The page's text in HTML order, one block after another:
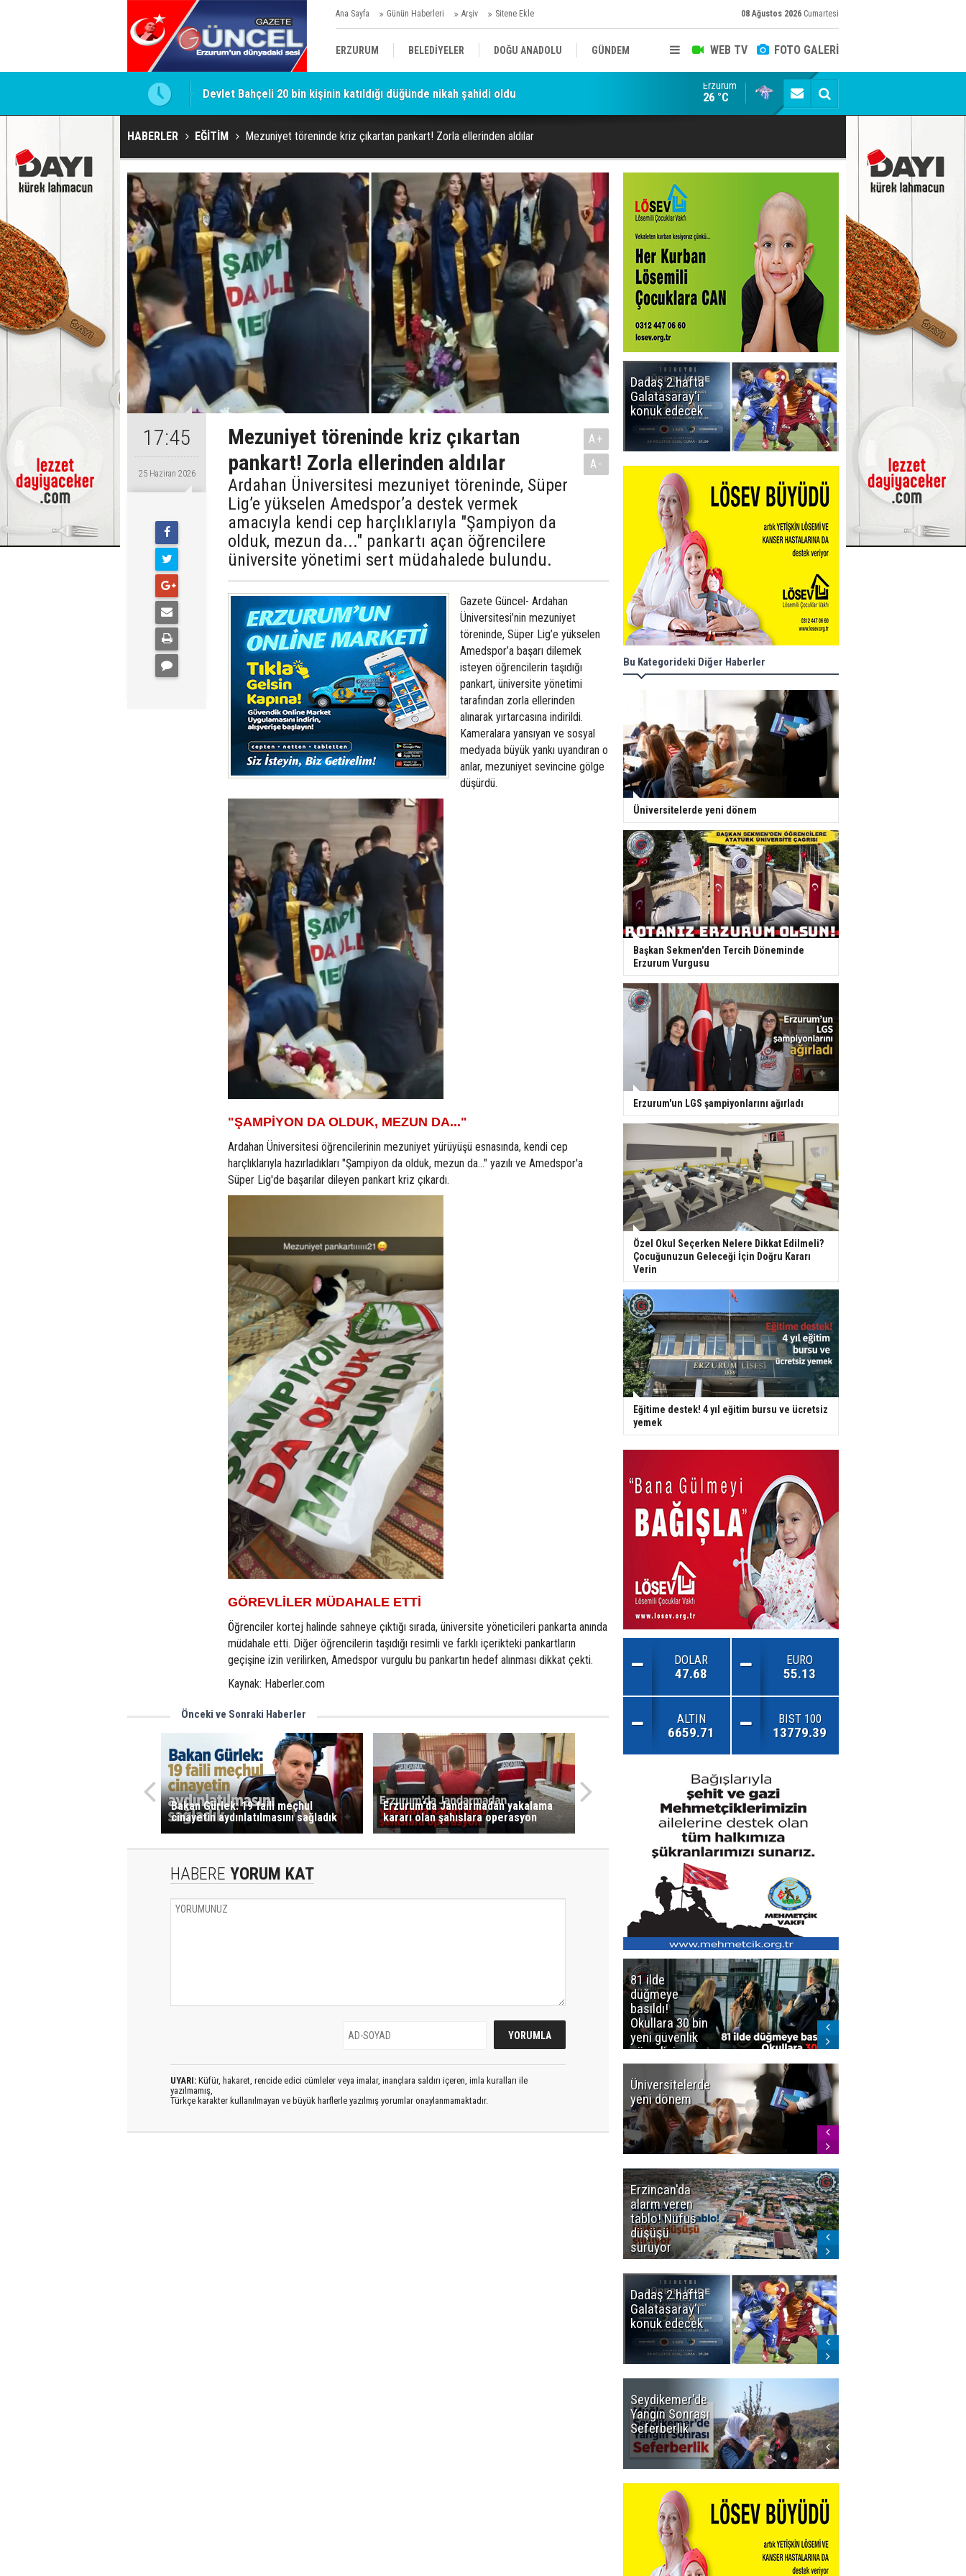
Ana Sayfa Günün Haberleri Arşiv Sitene Ekle 08 Ağustos 2026 Cumartesi
WEB TV FOTO GALERİ
ERZURUM BELEDİYELER DOĞU ANADOLU GÜNDEM
SİYASET AFAD/ SAVAŞ SPOR
KÜLTÜR/SANAT//MAĞAZİN BODRUM
Devlet Bahçeli 20 bin kişinin katıldığı düğünde nikah şahidi oldu Gülistan Doku Dosyasında Siyah Helikopter
Erzurum
26 °C
HABERLER EĞİTİM Mezuniyet töreninde kriz çıkartan pankart! Zorla ellerinden aldılar
17:45
25 Haziran 2026
Mezuniyet töreninde kriz çıkartan
pankart! Zorla ellerinden aldılar
Ardahan Üniversitesi mezuniyet töreninde, Süper
Lig’e yükselen Amedspor’a destek vermek
amacıyla kendi cep harçlıklarıyla "Şampiyon da
olduk, mezun da..." pankartı açan öğrencilere
üniversite yönetimi sert müdahalede bulundu.
A+
A-
Gazete Güncel- Ardahan
Üniversitesi’nin mezuniyet
töreninde, Süper Lig’e yükselen
Amedspor’a başarı dilemek
isteyen öğrencilerin taşıdığı
pankart, üniversite yönetimi
tarafından zorla ellerinden
alınarak yırtarcasına indirildi.
Kameralara yansıyan ve sosyal
medyada büyük yankı uyandıran o
anlar, mezuniyet sevincine gölge
düşürdü.
"ŞAMPİYON DA OLDUK, MEZUN DA..."
Ardahan Üniversitesi öğrencilerinin mezuniyet yürüyüşü esnasında, kendi cep
harçlıklarıyla hazırladıkları "Şampiyon da olduk, mezun da..." yazılı ve Amedspor'a
Süper Lig'de başarılar dileyen pankart kriz çıkardı.
GÖREVLİLER MÜDAHALE ETTİ
Öğrenciler kortej halinde sahneye çıktığı sırada, üniversite yöneticileri pankarta anında
müdahale etti. Diğer öğrencilerin taşıdığı resimli ve farklı içerikteki pankartların
geçişine izin verilirken, Amedspor vurgulu bu pankartın hedef alınması dikkat çekti.
Kaynak: Haberler.com
Önceki ve Sonraki Haberler
Bakan Gürlek: 19 faili meçhul
cinayetin aydınlatılmasını sağladık
Erzurum'da Jandarmadan yakalama
kararı olan şahıslara operasyon
HABERE YORUM KAT
UYARI: Küfür, hakaret, rencide edici cümleler veya imalar, inançlara saldırı içeren, imla kuralları ile
yazılmamış,
Türkçe karakter kullanılmayan ve büyük harflerle yazılmış yorumlar onaylanmamaktadır.
Dadaş 2.hafta
Galatasaray'ı
konuk edecek
kadrosunda
Bu Kategorideki Diğer Haberler
Üniversitelerde yeni dönem
Başkan Sekmen'den Tercih Döneminde
Erzurum Vurgusu
Erzurum'un LGS şampiyonlarını ağırladı
Özel Okul Seçerken Nelere Dikkat Edilmeli?
Çocuğunuzun Geleceği İçin Doğru Kararı
Verin
Eğitime destek! 4 yıl eğitim bursu ve ücretsiz
yemek
DOLAR
47.68
EURO
55.13
ALTIN
6659.71
BIST 100
13779.39
81 ilde
düğmeye
basıldı!
Okullara 30 bin
yeni güvenlik
görevlisi
Üniversitelerde
yeni dönem
Erzincan'da
alarm veren
tablo! Nüfus
düşüşü
sürüyor
Dadaş 2.hafta
Galatasaray'ı
konuk edecek
Seydikemer'de
Yangın Sonrası
Seferberlik